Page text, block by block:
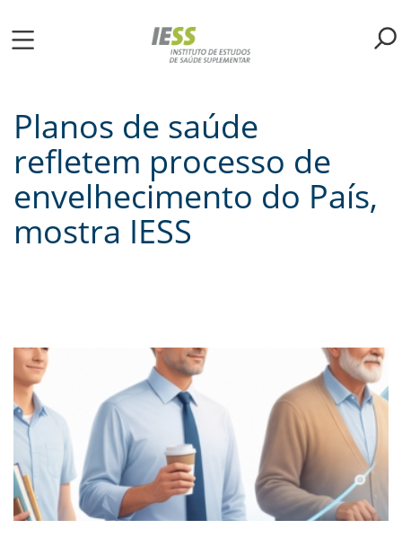
para
IESS
Planos de saúde
refletem processo de
envelhecimento do País,
mostra IESS